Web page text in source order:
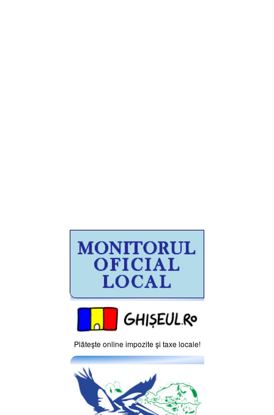
Plăteşte online impozite şi taxe locale!